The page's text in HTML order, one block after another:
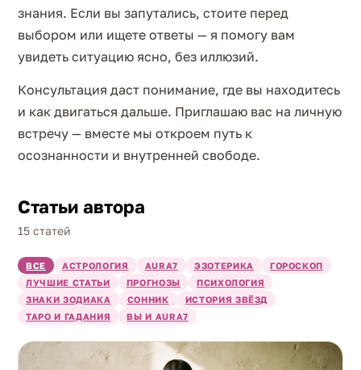
знания. Если вы запутались, стоите перед
выбором или ищете ответы — я помогу вам
увидеть ситуацию ясно, без иллюзий.
Консультация даст понимание, где вы находитесь
и как двигаться дальше. Приглашаю вас на личную
встречу — вместе мы откроем путь к
осознанности и внутренней свободе.
Статьи автора
15 статей
ВСЕ АСТРОЛОГИЯ AURA7 ЭЗОТЕРИКА
ГОРОСКОП
ЛУЧШИЕ СТАТЬИ
ПРОГНОЗЫ
ПСИХОЛОГИЯ
ЗНАКИ ЗОДИАКА
СОННИК
ИСТОРИЯ ЗВЁЗД
ТАРО И ГАДАНИЯ
ВЫ И AURA7